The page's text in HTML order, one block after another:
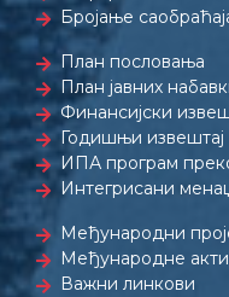
Бројање
План пословања
План јавних
Финансијски
Годишњи извештај
ИПА програм
Интегрисани
Међународни
Међународне
Важни линкови